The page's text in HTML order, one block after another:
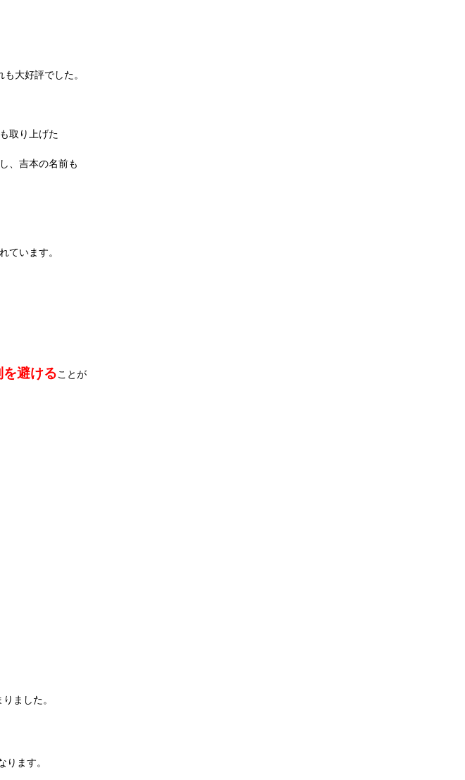
大好評でした。
取り上げた
、吉本の名前も
ています。
避けることが
ました。
ります。